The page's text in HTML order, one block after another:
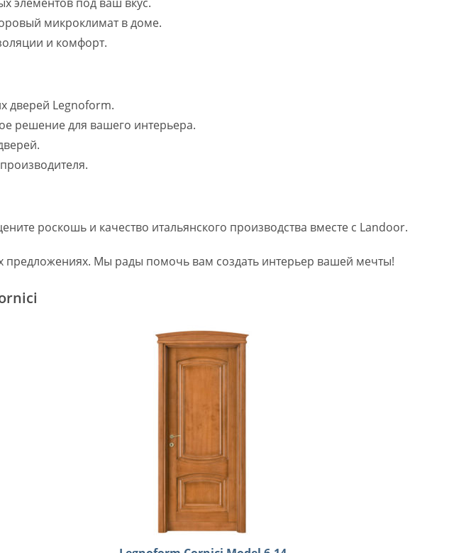
микроклимат в доме.
и комфорт.
дверей Legnoform.
решение для вашего интерьера.
роскошь и качество итальянского производства вместе с Landoor.
предложениях. Мы рады помочь вам создать интерьер вашей мечты!